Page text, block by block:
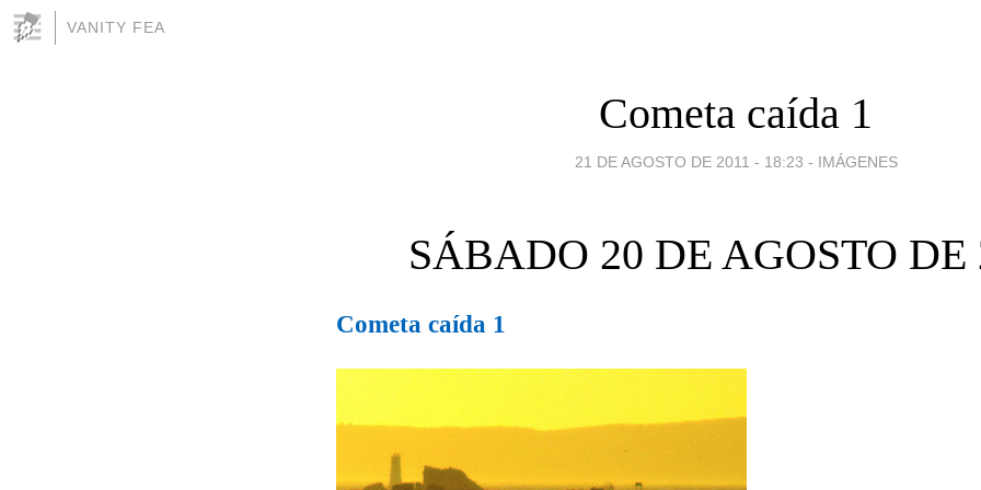
VANITY FEA
Cometa caída 1
21 DE AGOSTO DE 2011 - 18:23 - IMÁGENES
SÁBADO 20 DE AGOSTO DE
Cometa caída 1